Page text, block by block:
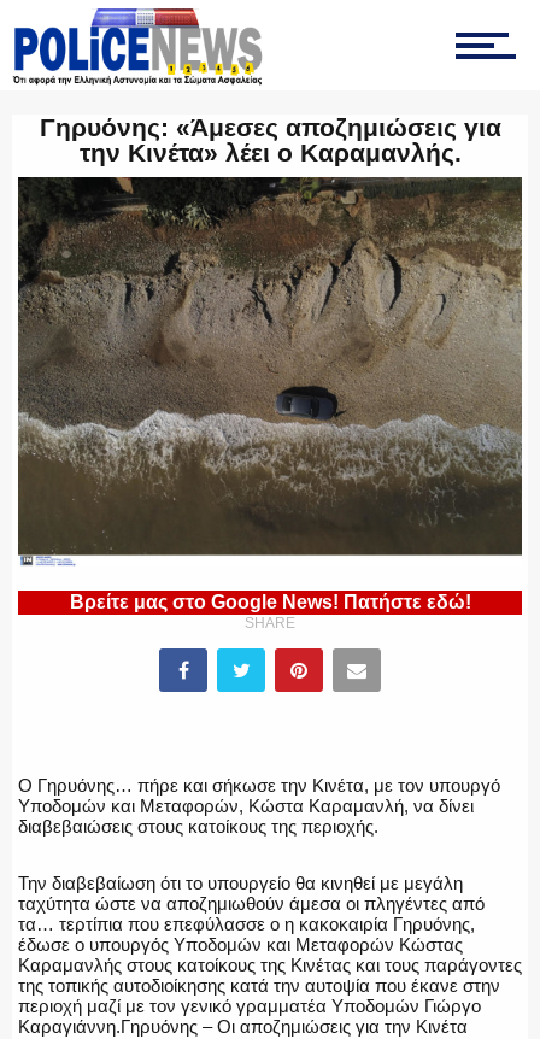
ΟΠΚΕ
ΟΜΑΔΑ “Ζ”
ΕΚΑΜ
ΥΑΤ/ΥΜΕΤ
ΕΚΑΒ
Γηρυόνης: «Άμεσες αποζημιώσεις για
την Κινέτα» λέει ο Καραμανλής.
Βρείτε μας στο Google News! Πατήστε εδώ!
SHARE
Ο Γηρυόνης… πήρε και σήκωσε την Κινέτα, με τον υπουργό
Υποδομών και Μεταφορών, Κώστα Καραμανλή, να δίνει
διαβεβαιώσεις στους κατοίκους της περιοχής.
Την διαβεβαίωση ότι το υπουργείο θα κινηθεί με μεγάλη
ταχύτητα ώστε να αποζημιωθούν άμεσα οι πληγέντες από
τα… τερτίπια που επεφύλασσε ο η κακοκαιρία Γηρυόνης,
έδωσε ο υπουργός Υποδομών και Μεταφορών Κώστας
Καραμανλής στους κατοίκους της Κινέτας και τους παράγοντες
της τοπικής αυτοδιοίκησης κατά την αυτοψία που έκανε στην
περιοχή μαζί με τον γενικό γραμματέα Υποδομών Γιώργο
Καραγιάννη.Γηρυόνης – Οι αποζημιώσεις για την Κινέτα